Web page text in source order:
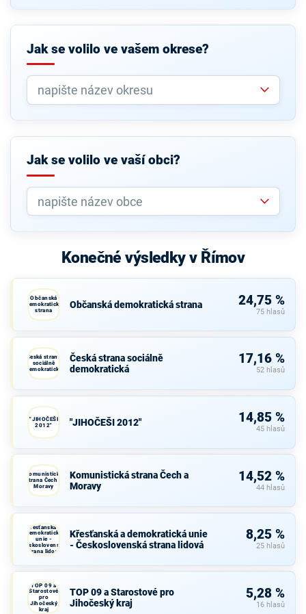
Jak se volilo ve vašem okrese?
Jak se volilo ve vaší obci?
Konečné výsledky v Římov
Občanská
demokratická
strana
Občanská demokratická strana 24,75 %
75 hlasů
Česká strana
sociálně
demokratická
Česká strana sociálně
demokratická
17,16 %
52 hlasů
"JIHOČEŠI
2012"
"JIHOČEŠI 2012" 14,85 %
45 hlasů
Komunistická
strana Čech a
Moravy
Komunistická strana Čech a
Moravy
14,52 %
44 hlasů
Křesťanská a
demokratická
unie -
Československá
strana lidová
Křesťanská a demokratická unie
- Československá strana lidová
8,25 %
25 hlasů
TOP 09 a
Starostové
pro
Jihočeský
kraj
TOP 09 a Starostové pro
Jihočeský kraj
5,28 %
16 hlasů